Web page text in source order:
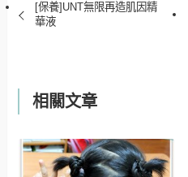
[保養]UNT無限再造肌因精
華液
相關文章